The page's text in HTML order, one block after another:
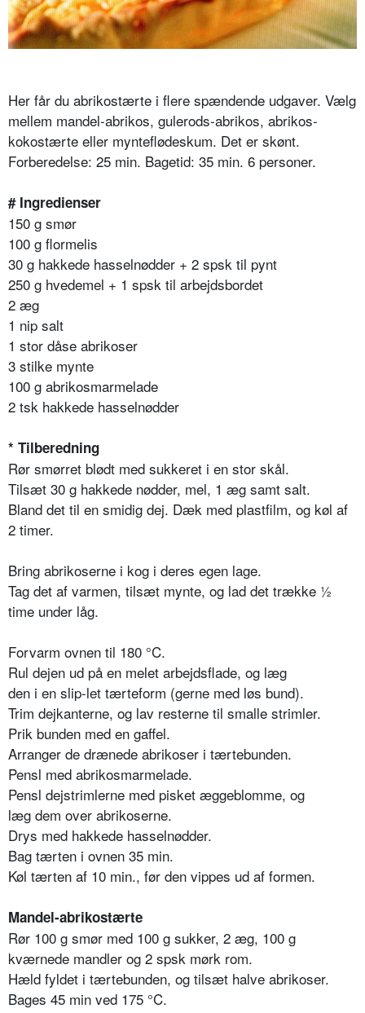
Her får du abrikostærte i flere spændende udgaver. Vælg
mellem mandel-abrikos, gulerods-abrikos, abrikos-
kokostærte eller mynteflødeskum. Det er skønt.
Forberedelse: 25 min. Bagetid: 35 min. 6 personer.
# Ingredienser
150 g smør
100 g flormelis
30 g hakkede hasselnødder + 2 spsk til pynt
250 g hvedemel + 1 spsk til arbejdsbordet
2 æg
1 nip salt
1 stor dåse abrikoser
3 stilke mynte
100 g abrikosmarmelade
2 tsk hakkede hasselnødder
* Tilberedning
Rør smørret blødt med sukkeret i en stor skål.
Tilsæt 30 g hakkede nødder, mel, 1 æg samt salt.
Bland det til en smidig dej. Dæk med plastfilm, og køl af
2 timer.
Bring abrikoserne i kog i deres egen lage.
Tag det af varmen, tilsæt mynte, og lad det trække ½
time under låg.
Forvarm ovnen til 180 °C.
Rul dejen ud på en melet arbejdsflade, og læg
den i en slip-let tærteform (gerne med løs bund).
Trim dejkanterne, og lav resterne til smalle strimler.
Prik bunden med en gaffel.
Arranger de drænede abrikoser i tærtebunden.
Pensl med abrikosmarmelade.
Pensl dejstrimlerne med pisket æggeblomme, og
læg dem over abrikoserne.
Drys med hakkede hasselnødder.
Bag tærten i ovnen 35 min.
Køl tærten af 10 min., før den vippes ud af formen.
Mandel-abrikostærte
Rør 100 g smør med 100 g sukker, 2 æg, 100 g
kværnede mandler og 2 spsk mørk rom.
Hæld fyldet i tærtebunden, og tilsæt halve abrikoser.
Bages 45 min ved 175 °C.